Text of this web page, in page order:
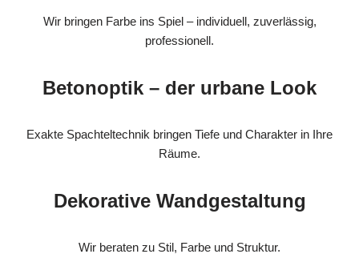
Wir bringen Farbe ins Spiel – individuell, zuverlässig,
professionell.
Betonoptik – der urbane Look
Exakte Spachteltechnik bringen Tiefe und Charakter in Ihre
Räume.
Dekorative Wandgestaltung
Wir beraten zu Stil, Farbe und Struktur.